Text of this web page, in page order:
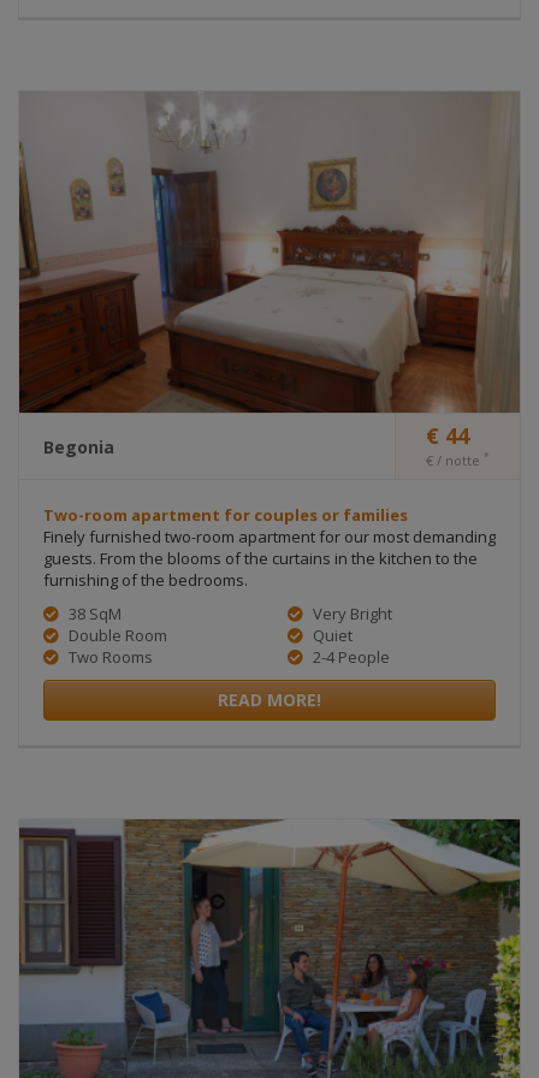
Begonia € 44
€ / notte *
Two-room apartment for couples or families
Finely furnished two-room apartment for our most demanding
guests. From the blooms of the curtains in the kitchen to the
furnishing of the bedrooms.
38 SqM
Double Room
Two Rooms
Very Bright
Quiet
2-4 People
READ MORE!
Fare clic sul “Menù chrome” nella barra degli strumenti del
Selezionare “Impostazioni”
Fare clic su “Mostra impostazioni avanzate”
Nella sezione Privacy, fare clic sul pulsante “Impostazioni
Nella sezione “Cookie” selezionare “Ignora le eccezioni e
blocca l’impostazione dei cookie di terze parti”
Safari 5.0
Fare clic sul menu Safari e selezionare “Preferenze”
Fare clic sulla scheda “Sicurezza”.
Nella sezione “Accetta cookie” specificare se accettare i
cookie sempre, mai o solo dai siti visitati. Per una
spiegazione delle diverse opzioni fare clic sul pulsante
Guida a forma di punto interrogativo. Se Safari è
necessario accettarli temporaneamente per l’apertura
della pagina. Ripetere quindi i passaggi indicati sopra e
selezionare “Sempre”. Una volta terminato di utilizzare la
guida, disattivare nuovamente i cookie e cancellarli.
Per una panoramica dei browser più comuni e per ulteriori
informazioni sui cookie e il loro controllo è possibile visitare il
sito: www.allaboutcookies.org
Per informazioni su: Modalità del trattamento, Accesso ai dati,
Comunicazione dei dati, Diritti dell’interessato, Modalità di
esercizio dei diritti, Titolare, responsabili e incaricati, si prega di
Informativa, si prega di mandare una raccomandata a.r. al
Titolare del Trattamento dei Dati, il cui indirizzo è riportato nella
Informativa sulla Privacy, alla c.a. del Responsabile Privacy.